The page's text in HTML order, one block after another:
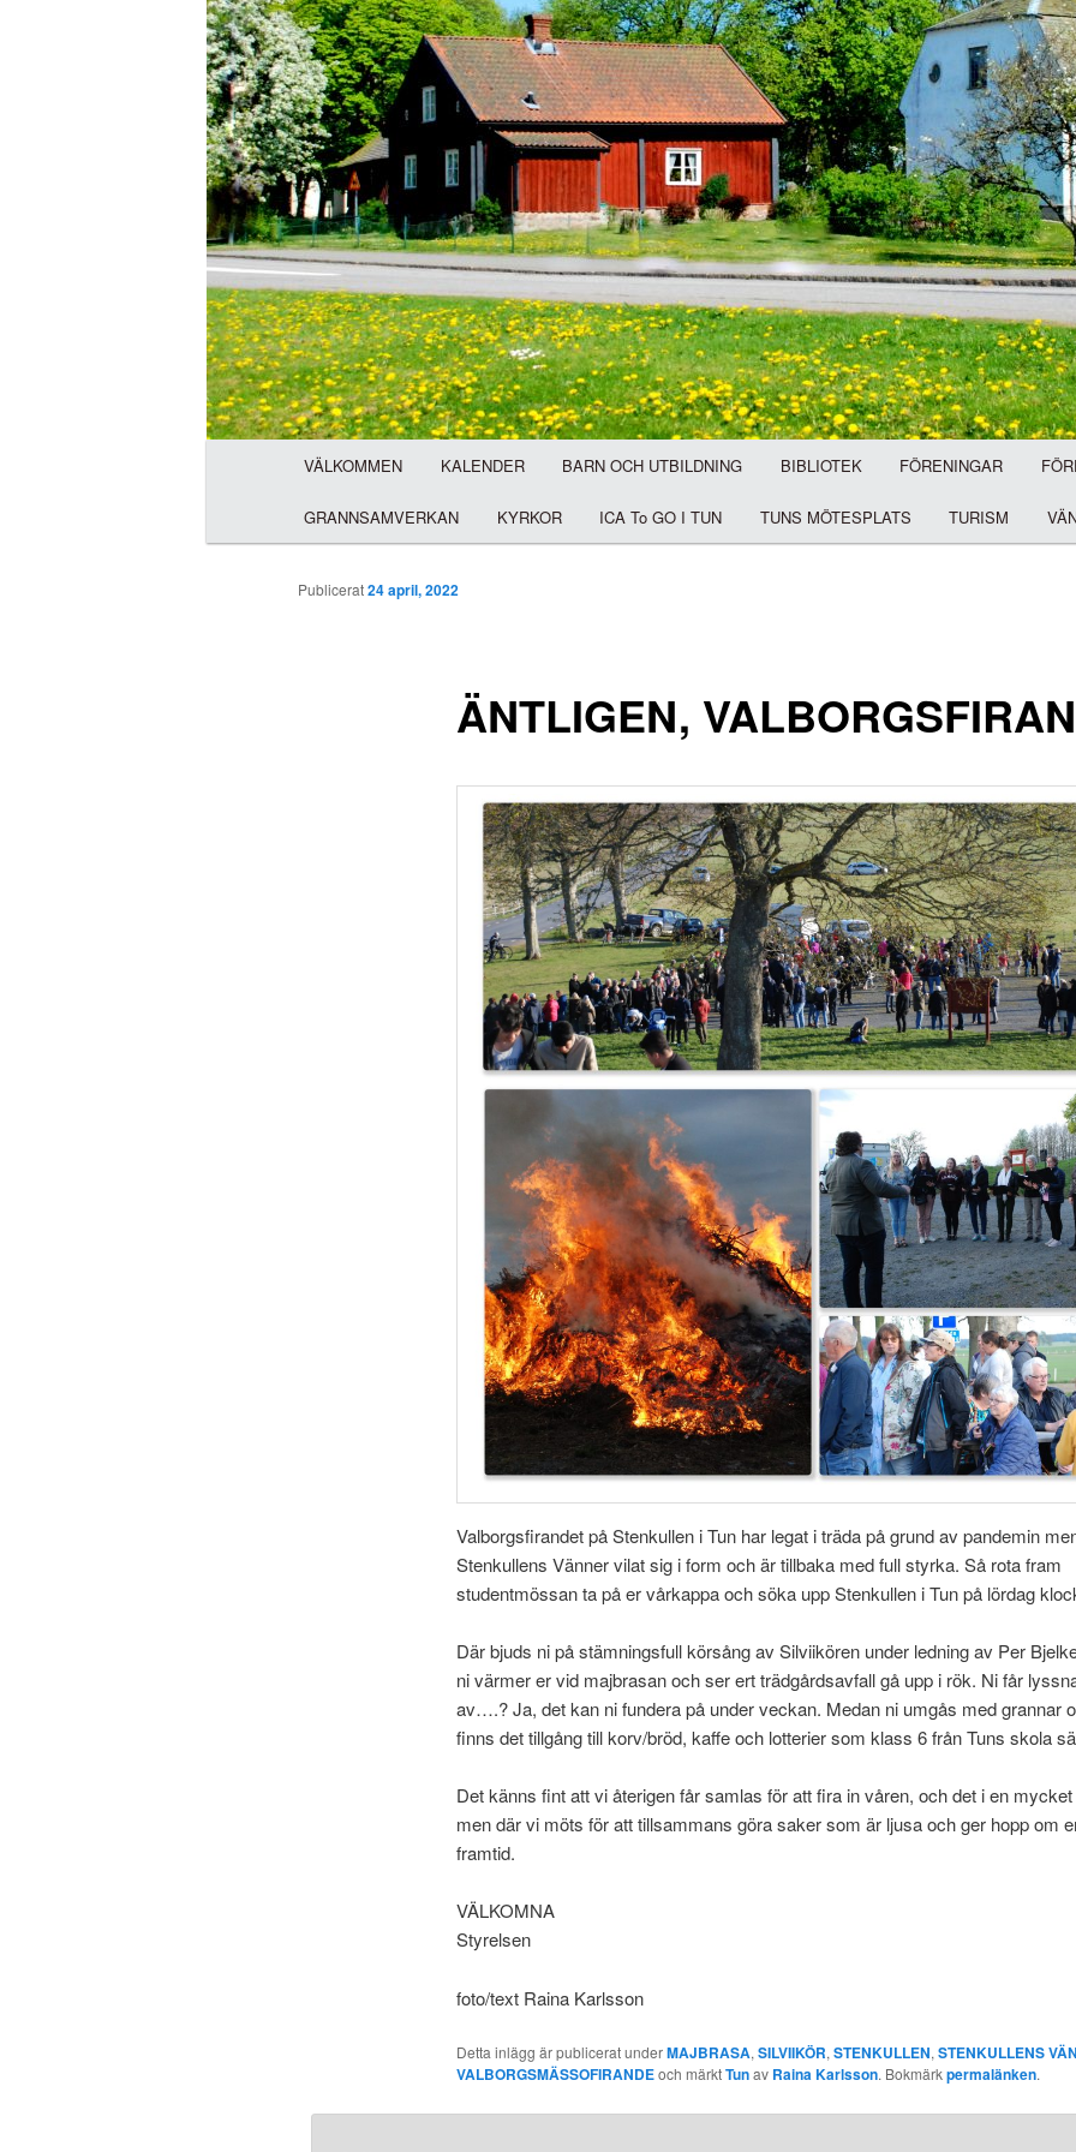
u
VÄLKOMMEN KALENDER BARN OCH UTBILDNING BIBLIOTEK FÖRENINGAR
GRANNSAMVERKAN KYRKOR ICA To GO I TUN TUNS MÖTESPLATS TURISM
ÄNTLIGEN,
Publicerat24 april, 2022
Valborgsfirandet på Stenkullen i Tun har legat i träda på grund av pandemin
Stenkullens Vänner vilat sig i form och är tillbaka med full styrka. Så rota fram
studentmössan ta på er vårkappa och söka upp Stenkullen i Tun på lördag
Där bjuds ni på stämningsfull körsång av Silviikören under ledning av Per
ni värmer er vid majbrasan och ser ert trädgårdsavfall gå upp i rök. Ni får
av….? Ja, det kan ni fundera på under veckan. Medan ni umgås med grannar
finns det tillgång till korv/bröd, kaffe och lotterier som klass 6 från Tuns skola
Det känns fint att vi återigen får samlas för att fira in våren, och det i en
men där vi möts för att tillsammans göra saker som är ljusa och ger hopp om
framtid.
VÄLKOMNA
Styrelsen
foto/text Raina Karlsson
Detta inlägg är publicerat underMAJBRASA, SILVIIKÖR, STENKULLEN, STENKULLENS
VALBORGSMÄSSOFIRANDEoch märktTunav Raina Karlsson. Bokmärkpermalänken.